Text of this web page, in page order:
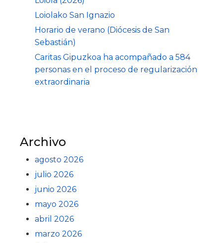
Loiolako San Ignazio
Horario de verano (Diócesis de San
Sebastián)
Caritas Gipuzkoa ha acompañado a 584
personas en el proceso de regularización
extraordinaria
Archivo
agosto 2026
julio 2026
junio 2026
mayo 2026
abril 2026
marzo 2026